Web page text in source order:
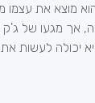
מוצא את עצמו
אך מגעו של
יכולה לעשות